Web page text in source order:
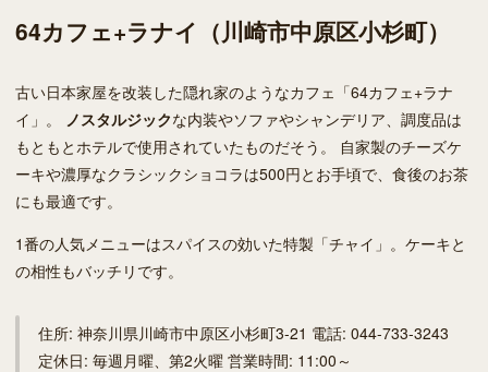
64カフェ+ラナイ（川崎市中原区小杉町）
古い日本家屋を改装した隠れ家のようなカフェ「64カフェ+ラナ
イ」。 ノスタルジックな内装やソファやシャンデリア、調度品は
もともとホテルで使用されていたものだそう。 自家製のチーズケ
ーキや濃厚なクラシックショコラは500円とお手頃で、食後のお茶
にも最適です。
1番の人気メニューはスパイスの効いた特製「チャイ」。ケーキと
の相性もバッチリです。
住所: 神奈川県川崎市中原区小杉町3-21 電話: 044-733-3243
定休日: 毎週月曜、第2火曜 営業時間: 11:00～